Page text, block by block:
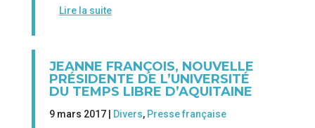
Lire la suite
JEANNE FRANÇOIS, NOUVELLE
PRÉSIDENTE DE L’UNIVERSITÉ
DU TEMPS LIBRE D’AQUITAINE
9 mars 2017 | Divers, Presse française